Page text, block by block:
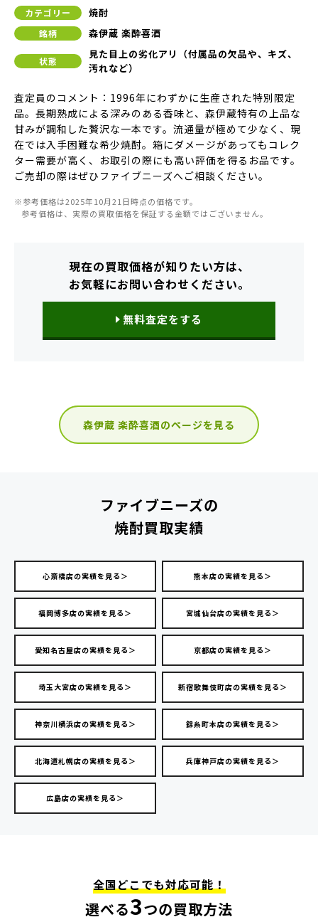
カテゴリー 焼酎
銘柄 森伊蔵 楽酔喜酒
状態
見た目上の劣化アリ（付属品の欠品や、キズ、
汚れなど）
査定員のコメント：1996年にわずかに生産された特別限定
品。長期熟成による深みのある香味と、森伊蔵特有の上品な
甘みが調和した贅沢な一本です。流通量が極めて少なく、現
在では入手困難な希少焼酎。箱にダメージがあってもコレク
ター需要が高く、お取引の際にも高い評価を得るお品です。
ご売却の際はぜひファイブニーズへご相談ください。
※参考価格は2025年10月21日時点の価格です。
参考価格は、実際の買取価格を保証する金額ではございません。
現在の買取価格が知りたい方は、
お気軽にお問い合わせください。
無料査定をする
森伊蔵 楽酔喜酒のページを見る
ファイブニーズの
焼酎買取実績
心斎橋店の実績を見る＞ 熊本店の実績を見る＞
福岡博多店の実績を見る＞ 宮城仙台店の実績を見る＞
愛知名古屋店の実績を見る＞ 京都店の実績を見る＞
埼玉大宮店の実績を見る＞ 新宿歌舞伎町店の実績を見る＞
神奈川横浜店の実績を見る＞ 錦糸町本店の実績を見る＞
北海道札幌店の実績を見る＞ 兵庫神戸店の実績を見る＞
広島店の実績を見る＞
全国どこでも対応可能！
選べる3つの買取方法